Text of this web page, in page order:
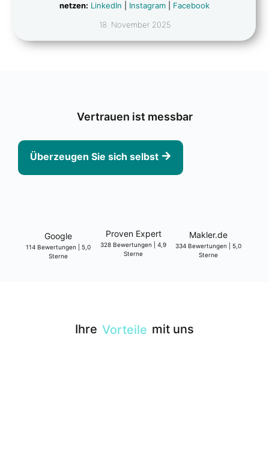
net­zen: Lin­ke­dIn Insta­gram
Face­book
18. Novem­ber 2025
Ver­trau­en ist mess­bar
Über­zeu­gen Sie sich selbst
Goog­le
114 Bewer­tun­gen | 5,0
Ster­ne
Pro­ven Expert
328 Bewer­tun­gen | 4,9
Ster­ne
Makler.de
334 Bewer­tun­gen | 5,0
Ster­ne
Ihre Vor­tei­le mit uns